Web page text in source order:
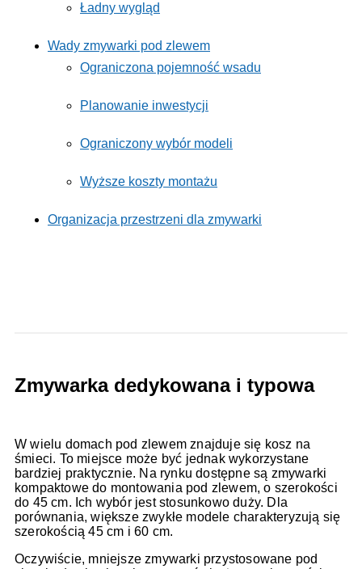
Ładny wygląd
Wady zmywarki pod zlewem
Ograniczona pojemność wsadu
Planowanie inwestycji
Ograniczony wybór modeli
Wyższe koszty montażu
Organizacja przestrzeni dla zmywarki
Zmywarka dedykowana i typowa
W wielu domach pod zlewem znajduje się kosz na
śmieci. To miejsce może być jednak wykorzystane
bardziej praktycznie. Na rynku dostępne są zmywarki
kompaktowe do montowania pod zlewem, o szerokości
do 45 cm. Ich wybór jest stosunkowo duży. Dla
porównania, większe zwykłe modele charakteryzują się
szerokością 45 cm i 60 cm.
Oczywiście, mniejsze zmywarki przystosowane pod